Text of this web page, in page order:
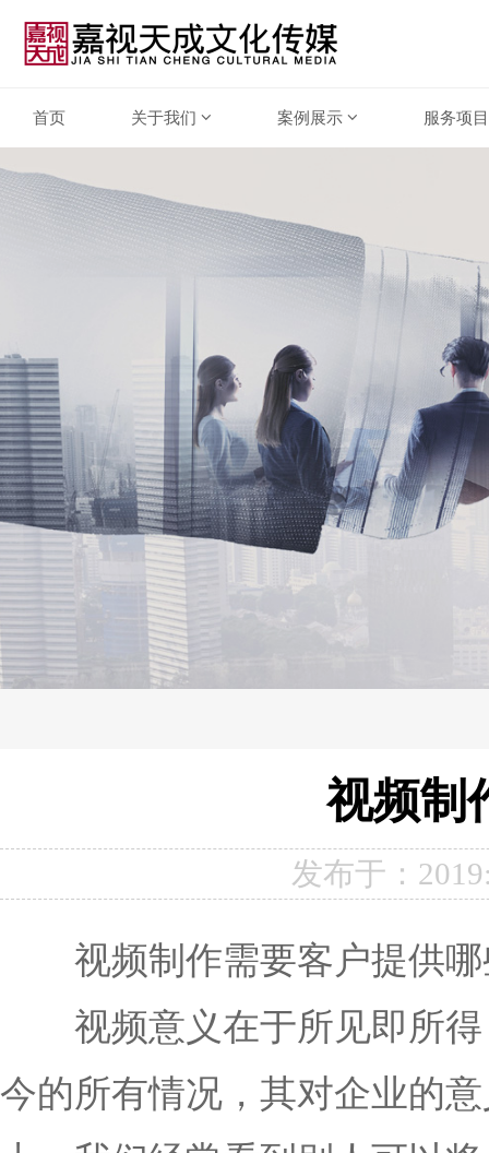
首页 关于我们 案例展示 服务项目
视频制
发布于：
视频制作需要客户提供哪
视频意义在于所见即所得
今的所有情况，其对企业的